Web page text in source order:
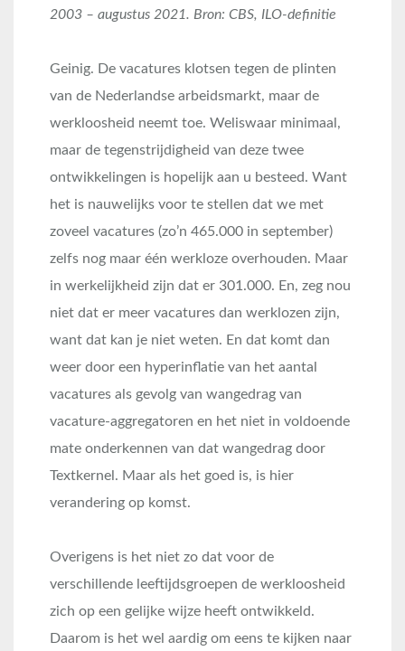
2003 – augustus 2021. Bron: CBS, ILO-definitie
Geinig. De vacatures klotsen tegen de plinten
van de Nederlandse arbeidsmarkt, maar de
werkloosheid neemt toe. Weliswaar minimaal,
maar de tegenstrijdigheid van deze twee
ontwikkelingen is hopelijk aan u besteed. Want
het is nauwelijks voor te stellen dat we met
zoveel vacatures (zo’n 465.000 in september)
zelfs nog maar één werkloze overhouden. Maar
in werkelijkheid zijn dat er 301.000. En, zeg nou
niet dat er meer vacatures dan werklozen zijn,
want dat kan je niet weten. En dat komt dan
weer door een hyperinflatie van het aantal
vacatures als gevolg van wangedrag van
vacature-aggregatoren en het niet in voldoende
mate onderkennen van dat wangedrag door
Textkernel. Maar als het goed is, is hier
verandering op komst.
Overigens is het niet zo dat voor de
verschillende leeftijdsgroepen de werkloosheid
zich op een gelijke wijze heeft ontwikkeld.
Daarom is het wel aardig om eens te kijken naar